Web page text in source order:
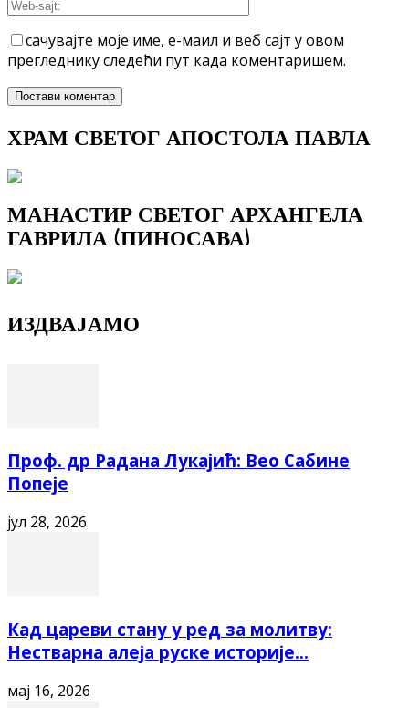
сачувајте моје име, е-маил и веб сајт у овом
прегледнику следећи пут када коментаришем.
ХРАМ СВЕТОГ АПОСТОЛА ПАВЛА
МАНАСТИР СВЕТОГ АРХАНГЕЛА
ГАВРИЛА (ПИНОСАВА)
ИЗДВАЈАМО
Проф. др Радана Лукајић: Вео Сабине
Попеје
јул 28, 2026
Кад цареви стану у ред за молитву:
Нестварна алеја руске историје...
мај 16, 2026